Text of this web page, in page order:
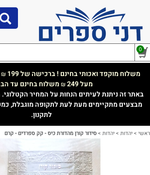
נגישות
0
משלוח מוקפד ואכותי בחינם ! ברכישה של 199 ₪
מעל 249
₪משלוח בחינם עד
באתר זה ניתנת לעיתים הנחות על המחיר הקטלוגי.
מבצעים מתקיימים מעת לעת לתקופה מוגבלת,
לתקנון.
ראשי >יהדות >יהדות >סידור קורן מהדורת כיס - קק ספרדים - קרם